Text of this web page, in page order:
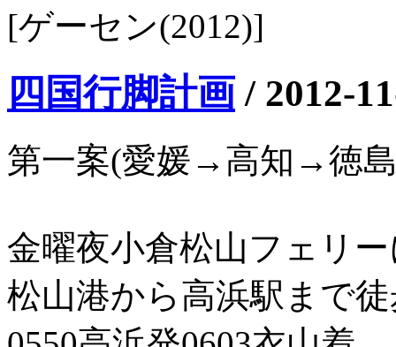
[ゲーセン(2012)]
四国行脚計画 / 2012-
第一案(愛媛→高知→徳
金曜夜小倉松山フェリ
松山港から高浜駅まで